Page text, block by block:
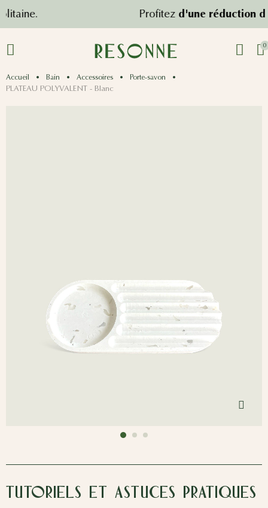
Profitezd'une réduction de 10%
0
Accueil Bain Accessoires Porte-savon
PLATEAU POLYVALENT - Blanc
Tutoriels et astuces pratiques